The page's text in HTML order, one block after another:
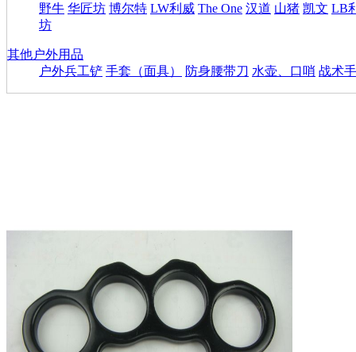
野牛 华匠坊 博尔特 LW利威 The One 汉道 山猪 凯文 LB
坊
其他户外用品
户外兵工铲 手套（面具） 防身腰带刀 水壶、口哨 战术